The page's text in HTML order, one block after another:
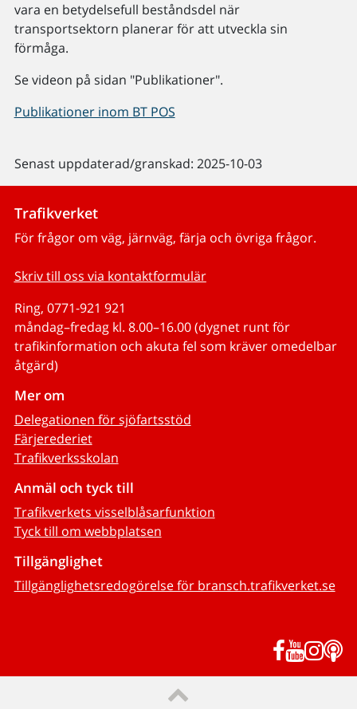
vara en betydelsefull beståndsdel när
transportsektorn planerar för att utveckla sin
förmåga.
Se videon på sidan "Publikationer".
Publikationer inom BT POS
Senast uppdaterad/granskad: 2025-10-03
Trafikverket
För frågor om väg, järnväg, färja och övriga frågor.
Skriv till oss via kontaktformulär
Ring, 0771-921 921
måndag–fredag kl. 8.00–16.00 (dygnet runt för
trafikinformation och akuta fel som kräver omedelbar
åtgärd)
Mer om
Delegationen för sjöfartsstöd
Färjerederiet
Trafikverksskolan
Anmäl och tyck till
Trafikverkets visselblåsarfunktion
Tyck till om webbplatsen
Tillgänglighet
Tillgänglighetsredogörelse för bransch.trafikverket.se
Facebook
YouTube